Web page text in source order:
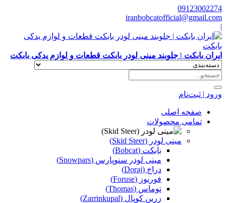
09123002274
iranbobcatofficial@gmail.com
|
ایران بابکت | جلوبند مینی لودر بابکت قطعات و لوازم یدکی بابکت
ورود | ثبت‌نام
صفحه اصلی
تمامی محصولات
مینی لودر (Skid Steer)
بابکت (Bobcat)
مینی لودر سنوپارس (Snowpars)
دراج (Doraj)
فوریوز (Foruse)
توماس (Thomas)
زرین کوپال (Zarrinkupal)